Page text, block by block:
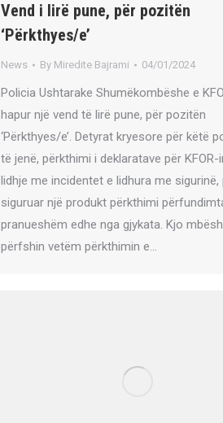
Vend i lirë pune, për pozitën
‘Përkthyes/e’
News By Miredite Bajrami 04/01/2024
Policia Ushtarake Shumëkombëshe e
hapur një vend të lirë pune, për pozitën
‘Përkthyes/e’. Detyrat kryesore për këtë
të jenë, përkthimi i deklaratave për KFOR-
lidhje me incidentet e lidhura me sigurinë,
siguruar një produkt përkthimi
pranueshëm edhe nga gjykata. Kjo
përfshin vetëm përkthimin e…